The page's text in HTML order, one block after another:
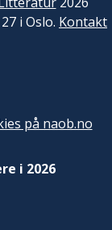
i Oslo. Kontakt
på naob.no
i 2026